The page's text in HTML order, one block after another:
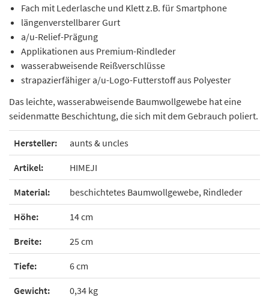
Fach mit Lederlasche und Klett z.B. für Smartphone
längenverstellbarer Gurt
a/u-Relief-Prägung
Applikationen aus Premium-Rindleder
wasserabweisende Reißverschlüsse
strapazierfähiger a/u-Logo-Futterstoff aus Polyester
Das leichte, wasserabweisende Baumwollgewebe hat eine
seidenmatte Beschichtung, die sich mit dem Gebrauch poliert.
Hersteller: aunts & uncles
Artikel: HIMEJI
Material: beschichtetes Baumwollgewebe, Rindleder
Höhe: 14 cm
Breite: 25 cm
Tiefe: 6 cm
Gewicht: 0,34 kg